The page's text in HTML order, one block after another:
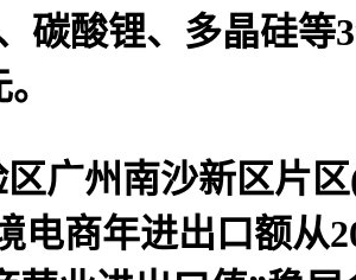
碳酸锂、多晶硅等
广州南沙新区片区
电商年进出口额从